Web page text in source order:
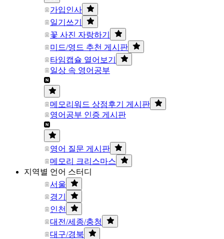
가입인사
일기쓰기
꽃 사진 자랑하기
미드/영드 추천 게시판
타임캡슐 열어보기
일상 속 영어공부
메모리워드 상점후기 게시판
영어공부 인증 게시판
영어 질문 게시판
메모리 크리스마스
지역별 언어 스터디
서울
경기
인천
대전/세종/충청
대구/경북